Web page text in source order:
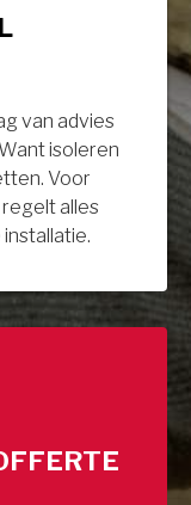
van advies
isoleren
Voor
regelt alles